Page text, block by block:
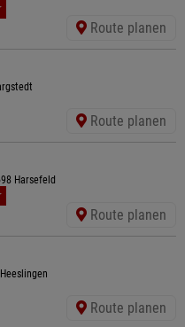
Route planen
Route planen
Harsefeld
Route planen
Route planen